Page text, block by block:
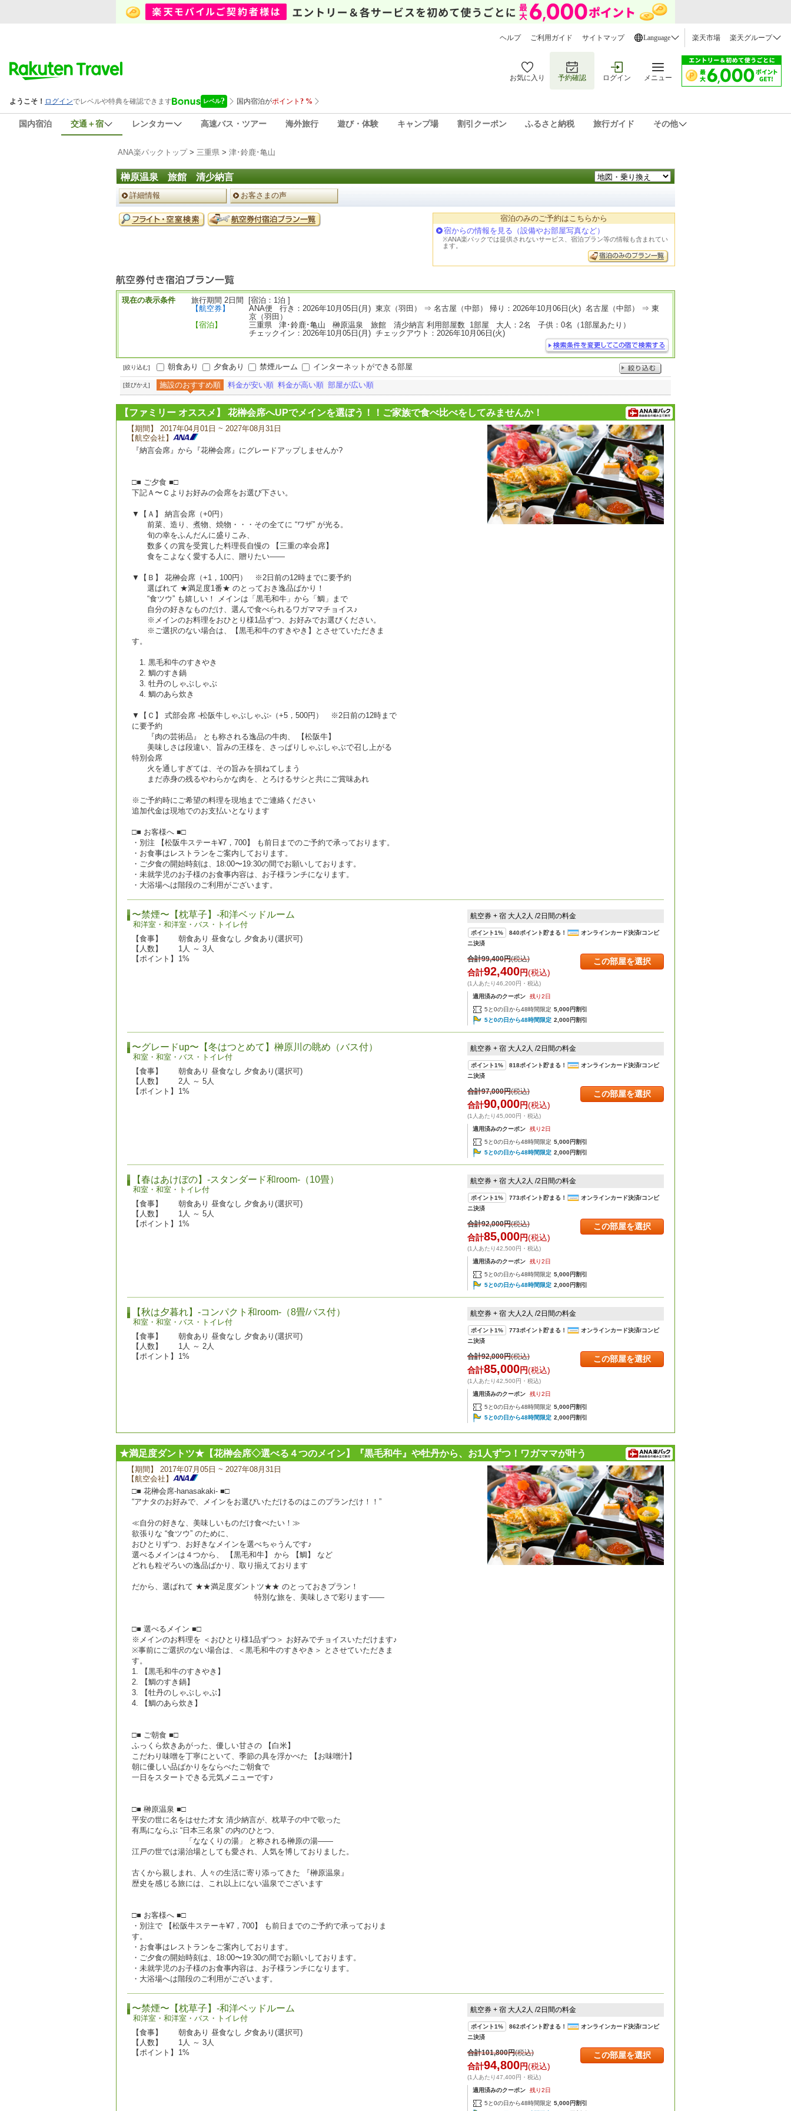
ヘルプ ご利用ガイド サイトマップ Language 楽天市場 楽天グループ
お気に入り 予約確認 ログイン メニュー
国内宿泊 交通＋宿 レンタカー 高速バス・ツアー 海外旅行 遊び・体験 キャンプ場 割引クーポン ふるさと納税 旅行ガイド その他
ANA楽パックトップ> 三重県 > 津･鈴鹿･亀山
榊原温泉 旅館 清少納言
ペ
ー
ジ
メ
ニ
詳細情報 お客さまの声
予
約
宿泊のみのご予約はこちらから
宿からの情報を見る（設備やお部屋写真など）
※ANA楽パックでは提供されないサービス、宿泊プラン等の情報も含まれてい
ます。
現在の表示条件
旅行期間 2日間 [宿泊：1泊 ]
【航空券】
ANA便 行き：2026年10月05日(月) 東京（羽田） ⇒ 名古屋（中部） 帰り：2026年10月06日(火) 名古屋（中部） ⇒ 東
京（羽田）
【宿泊】
三重県 津･鈴鹿･亀山 榊原温泉 旅館 清少納言 利用部屋数 1部屋 大人：2名 子供：0名（1部屋あたり）
チェックイン：2026年10月05日(月) チェックアウト：2026年10月06日(火)
[絞り込む] 朝食あり 夕食あり 禁煙ルーム インターネットができる部屋
[並びかえ] 施設のおすすめ順 料金が安い順 料金が高い順 部屋が広い順
【ファミリー オススメ】 花榊会席へUPでメインを選ぼう！！ご家族で食べ比べをしてみませんか！
【期間】 2017年04月01日 ~ 2027年08月31日
【航空会社】
『納言会席』から『花榊会席』にグレードアップしませんか?
□■ ご夕食 ■□
下記Ａ〜Ｃよりお好みの会席をお選び下さい。
▼【Ａ】 納言会席（+0円）
前菜、造り、煮物、焼物・・・その全てに “ワザ” が光る。
旬の幸をふんだんに盛りこみ、
数多くの賞を受賞した料理長自慢の 【三重の幸会席】
食をこよなく愛する人に、贈りたい——
▼【Ｂ】 花榊会席（+1，100円） ※2日前の12時までに要予約
選ばれて ★満足度1番★ のとっておき逸品ばかり！
“食ツウ” も嬉しい！ メインは「黒毛和牛」から「鯛」まで
自分の好きなものだけ、選んで食べられるワガママチョイス♪
※メインのお料理をおひとり様1品ずつ、お好みでお選びください。
※ご選択のない場合は、【黒毛和牛のすきやき】とさせていただきま
す。
1. 黒毛和牛のすきやき
2. 鯛のすき鍋
3. 牡丹のしゃぶしゃぶ
4. 鯛のあら炊き
▼【Ｃ】 式部会席 -松阪牛しゃぶしゃぶ-（+5，500円） ※2日前の12時まで
に要予約
『肉の芸術品』 とも称される逸品の牛肉、 【松阪牛】
美味しさは段違い、旨みの王様を、さっぱりしゃぶしゃぶで召し上がる
特別会席
火を通しすぎては、その旨みを損ねてしまう
まだ赤身の残るやわらかな肉を、とろけるサシと共にご賞味あれ
※ご予約時にご希望の料理を現地までご連絡ください
追加代金は現地でのお支払いとなります
□■ お客様へ ■□
・別注 【松阪牛ステーキ¥7，700】 も前日までのご予約で承っております。
・お食事はレストランをご案内しております。
・ご夕食の開始時刻は、18:00〜19:30の間でお願いしております。
・未就学児のお子様のお食事内容は、お子様ランチになります。
・大浴場へは階段のご利用がございます。
〜禁煙〜【枕草子】-和洋ベッドルーム
和洋室・和洋室・バス・トイレ付
【食事】
朝食あり 昼食なし 夕食あり(選択可)
【人数】
1人 ～ 3人
【ポイント】
1%
航空券 + 宿 大人2人 /2日間の料金
ポイント1% 840ポイント貯まる！
オンラインカード決済/コンビ
ニ決済
合計99,400円(税込)
合計92,400円(税込)
(1人あたり46,200円・税込)
適用済みのクーポン
残り2日
5と0の日から48時間限定 5,000円割引
5と0の日から48時間限定 2,000円割引
この部屋を選択
〜グレードup〜【冬はつとめて】榊原川の眺め（バス付）
和室・和室・バス・トイレ付
【食事】
朝食あり 昼食なし 夕食あり(選択可)
【人数】
2人 ～ 5人
【ポイント】
1%
航空券 + 宿 大人2人 /2日間の料金
ポイント1% 818ポイント貯まる！
オンラインカード決済/コンビ
ニ決済
合計97,000円(税込)
合計90,000円(税込)
(1人あたり45,000円・税込)
適用済みのクーポン
残り2日
5と0の日から48時間限定 5,000円割引
5と0の日から48時間限定 2,000円割引
この部屋を選択
【春はあけぼの】-スタンダード和room-（10畳）
和室・和室・トイレ付
【食事】
朝食あり 昼食なし 夕食あり(選択可)
【人数】
1人 ～ 5人
【ポイント】
1%
航空券 + 宿 大人2人 /2日間の料金
ポイント1% 773ポイント貯まる！
オンラインカード決済/コンビ
ニ決済
合計92,000円(税込)
合計85,000円(税込)
(1人あたり42,500円・税込)
適用済みのクーポン
残り2日
5と0の日から48時間限定 5,000円割引
5と0の日から48時間限定 2,000円割引
この部屋を選択
【秋は夕暮れ】-コンパクト和room-（8畳/バス付）
和室・和室・バス・トイレ付
【食事】
朝食あり 昼食なし 夕食あり(選択可)
【人数】
1人 ～ 2人
【ポイント】
1%
航空券 + 宿 大人2人 /2日間の料金
ポイント1% 773ポイント貯まる！
オンラインカード決済/コンビ
ニ決済
合計92,000円(税込)
合計85,000円(税込)
(1人あたり42,500円・税込)
適用済みのクーポン
残り2日
5と0の日から48時間限定 5,000円割引
5と0の日から48時間限定 2,000円割引
この部屋を選択
★満足度ダントツ★【花榊会席◇選べる４つのメイン】『黒毛和牛』や牡丹から、お1人ずつ！ワガママが叶う
【期間】 2017年07月05日 ~ 2027年08月31日
【航空会社】
□■ 花榊会席-hanasakaki- ■□
“アナタのお好みで、メインをお選びいただけるのはこのプランだけ！！”
≪自分の好きな、美味しいものだけ食べたい！≫
欲張りな “食ツウ” のために、
おひとりずつ、お好きなメインを選べちゃうんです♪
選べるメインは４つから、 【黒毛和牛】 から 【鯛】 など
どれも粒ぞろいの逸品ばかり、取り揃えております
だから、選ばれて ★★満足度ダントツ★★ のとっておきプラン！
特別な旅を、美味しさで彩ります——
□■ 選べるメイン ■□
※メインのお料理を ＜おひとり様1品ずつ＞ お好みでチョイスいただけます♪
※事前にご選択のない場合は、＜黒毛和牛のすきやき＞ とさせていただきま
す。
1. 【黒毛和牛のすきやき】
2. 【鯛のすき鍋】
3. 【牡丹のしゃぶしゃぶ】
4. 【鯛のあら炊き】
□■ ご朝食 ■□
ふっくら炊きあがった、優しい甘さの 【白米】
こだわり味噌を丁寧にといて、季節の具を浮かべた 【お味噌汁】
朝に優しい品ばかりをならべたご朝食で
一日をスタートできる元気メニューです♪
□■ 榊原温泉 ■□
平安の世に名をはせた才女 清少納言が、枕草子の中で歌った
有馬にならぶ “日本三名泉” の内のひとつ、
「ななくりの湯」 と称される榊原の湯——
江戸の世では湯治場としても愛され、人気を博しておりました。
古くから親しまれ、人々の生活に寄り添ってきた 『榊原温泉』
歴史を感じる旅には、これ以上にない温泉でございます
□■ お客様へ ■□
・別注で 【松阪牛ステーキ¥7，700】 も前日までのご予約で承っておりま
す。
・お食事はレストランをご案内しております。
・ご夕食の開始時刻は、18:00〜19:30の間でお願いしております。
・未就学児のお子様のお食事内容は、お子様ランチになります。
・大浴場へは階段のご利用がございます。
〜禁煙〜【枕草子】-和洋ベッドルーム
和洋室・和洋室・バス・トイレ付
【食事】
朝食あり 昼食なし 夕食あり(選択可)
【人数】
1人 ～ 3人
【ポイント】
1%
航空券 + 宿 大人2人 /2日間の料金
ポイント1% 862ポイント貯まる！
オンラインカード決済/コンビ
ニ決済
合計101,800円(税込)
合計94,800円(税込)
(1人あたり47,400円・税込)
適用済みのクーポン
残り2日
5と0の日から48時間限定 5,000円割引
この部屋を選択